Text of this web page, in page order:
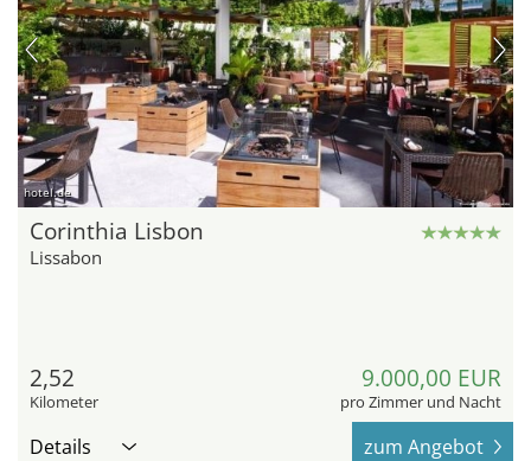
hotel.de
Corinthia Lisbon
Lissabon
2,52
Kilometer
9.000,00 EUR
pro Zimmer und Nacht
Details zum Angebot